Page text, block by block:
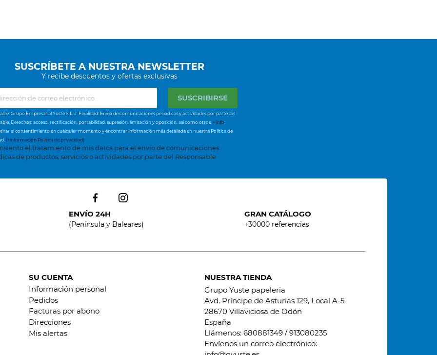
SUSCRÍBETE A NUESTRA NEWSLETTER
Y recibe descuentos y ofertas exclusivas
Grupo Empresarial Yuste S.L.U. Finalidad: Envío de comunicaciones periódicas y actividades por parte del
Derechos: acceso, rectificación, portabilidad, supresión, limitación y oposición, así como otros. + info:
el consentimiento en cualquier momento y encontrar información más detallada en nuestra Política de
(+información Política de privacidad)
el tratamiento de mis datos para el envío de comunicaciones
de productos, servicios o actividades por parte del Responsable
ENVÍO 24H
(Península y Baleares)
GRAN CATÁLOGO
+30000 referencias
SU CUENTA
Información personal
Pedidos
Facturas por abono
Direcciones
Mis alertas
NUESTRA TIENDA
Grupo Yuste papeleria
Avd. Príncipe de Asturias 129, Local A-5
28670 Villaviciosa de Odón
España
Llámenos: 680881349 / 913080235
Envíenos un correo electrónico: